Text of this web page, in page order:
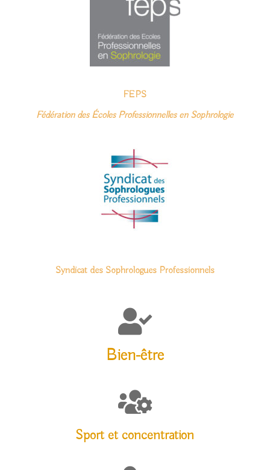
FEPS
Fédération des Écoles Professionnelles en Sophrologie
Syndicat des Sophrologues Professionnels

Bien-être

Sport et concentration